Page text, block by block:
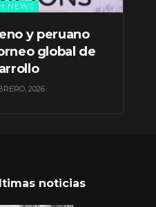
NEWS
y peruano
global de
2026
noticias